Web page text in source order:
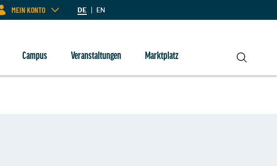
MEIN KONTO DE | EN
Campus Veranstaltungen
Marktplatz
Suche